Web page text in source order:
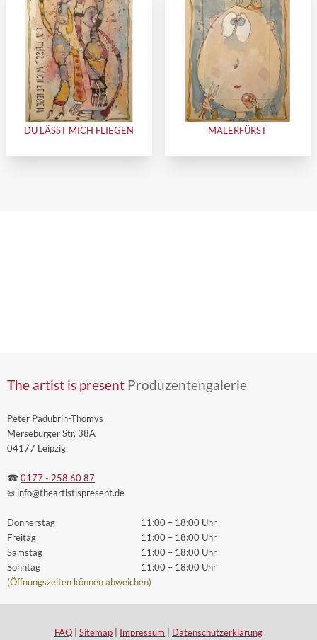
DU LÄSST MICH FLIEGEN MALERFÜRST
The artist is present Produzentengalerie
Peter Padubrin-Thomys
Merseburger Str. 38A
04177 Leipzig
☎ 0177 - 258 60 87
✉ info@theartistispresent.de
Donnerstag
Freitag
Samstag
Sonntag
11:00 – 18:00 Uhr
11:00 – 18:00 Uhr
11:00 – 18:00 Uhr
11:00 – 18:00 Uhr
(Öffnungszeiten können abweichen)
FAQ Sitemap Impressum Datenschutzerklärung